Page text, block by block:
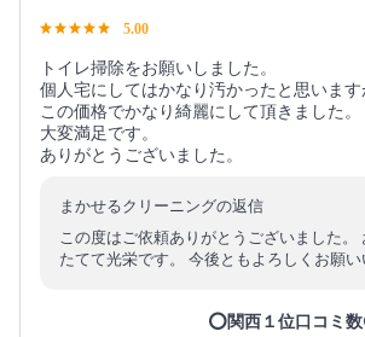
5.00
トイレ掃除をお願いしました。
個人宅にしてはかなり汚かったと思いま
この価格でかなり綺麗にして頂きました。
大変満足です。
ありがとうございました。
まかせるクリーニングの返信
この度はご依頼ありがとうございました。
たてて光栄です。 今後ともよろしくお願い
⭕関西１位口コミ